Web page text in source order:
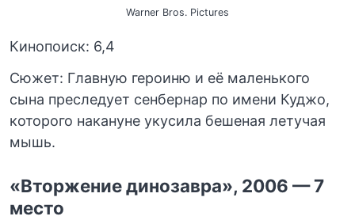
Warner Bros. Pictures
Кинопоиск: 6,4
Сюжет: Главную героиню и её маленького
сына преследует сенбернар по имени Куджо,
которого накануне укусила бешеная летучая
мышь.
«Вторжение динозавра», 2006 — 7
место